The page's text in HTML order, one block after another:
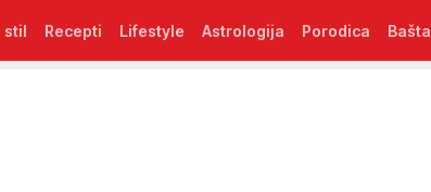
stil Recepti Lifestyle Astrologija Porodica Bašta